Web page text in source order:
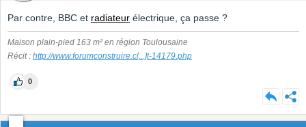
Par contre, BBC et radiateur électrique, ça passe ?
Maison plain-pied 163 m² en région Toulousaine
Récit : http://www.forumconstruire.c[...]t-14179.php
0